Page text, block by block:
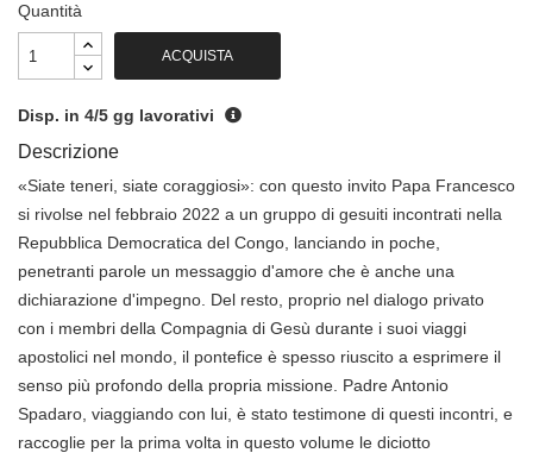
Quantità
ACQUISTA
Disp. in 4/5 gg lavorativi
Descrizione
«Siate teneri, siate coraggiosi»: con questo invito Papa Francesco
si rivolse nel febbraio 2022 a un gruppo di gesuiti incontrati nella
Repubblica Democratica del Congo, lanciando in poche,
penetranti parole un messaggio d'amore che è anche una
dichiarazione d'impegno. Del resto, proprio nel dialogo privato
con i membri della Compagnia di Gesù durante i suoi viaggi
apostolici nel mondo, il pontefice è spesso riuscito a esprimere il
senso più profondo della propria missione. Padre Antonio
Spadaro, viaggiando con lui, è stato testimone di questi incontri, e
raccoglie per la prima volta in questo volume le diciotto